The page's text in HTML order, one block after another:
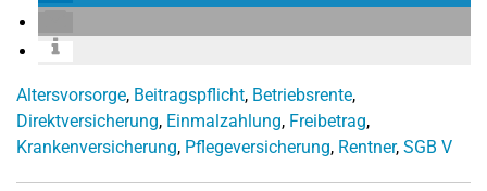
Altersvorsorge, Beitragspflicht, Betriebsrente,
Direktversicherung, Einmalzahlung, Freibetrag,
Krankenversicherung, Pflegeversicherung, Rentner, SGB V